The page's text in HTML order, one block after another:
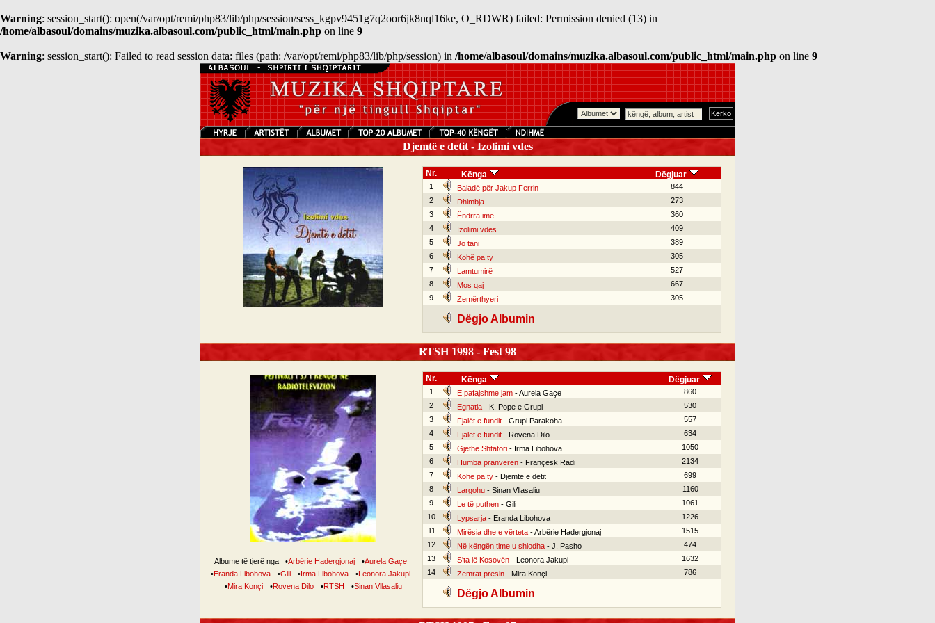
Warning: session_start(): open(/var/opt/remi/php83/lib/php/session/sess_kgpv9451g7q2oor6jk8nql16ke, O_RDWR) failed: Permission denied (13) in
/home/albasoul/domains/muzika.albasoul.com/public_html/main.php on line 9
Warning: session_start(): Failed to read session data: files (path: /var/opt/remi/php83/lib/php/session) in /home/albasoul/domains/muzika.albasoul.com/public_html/main.php on line 9
Djemtë e detit - Izolimi vdes
Nr. Kënga Dëgjuar
1 Baladë për Jakup Ferrin
844
2
Dhimbja
273
3
Ëndrra ime
360
4
Izolimi vdes
409
5
Jo tani
389
6
Kohë pa ty
305
7
Lamtumirë
527
8
Mos qaj
667
9
Zemërthyeri 305
Dëgjo Albumin
RTSH 1998 - Fest 98
Albume të tjerë nga •Arbërie Hadergjonaj •Aurela Gaçe
•Eranda Libohova •Gili •Irma Libohova •Leonora Jakupi
•Mira Konçi •Rovena Dilo •RTSH •Sinan Vllasaliu
Nr. Kënga Dëgjuar
1 E pafajshme jam- Aurela Gaçe
860
2
Egnatia- K. Pope e Grupi
530
3
Fjalët e fundit- Grupi Parakoha
557
4
Fjalët e fundit- Rovena Dilo
634
5
Gjethe Shtatori- Irma Libohova
1050
6
Humba pranverën- Françesk Radi
2134
7
Kohë pa ty- Djemtë e detit
699
8
Largohu- Sinan Vllasaliu
1160
9
Le të puthen- Gili
1061
10
Lypsarja- Eranda Libohova
1226
11
Mirësia dhe e vërteta- Arbërie Hadergjonaj
1515
12
Në këngën time u shlodha- J. Pasho
474
13
S'ta lë Kosovën- Leonora Jakupi
1632
14
Zemrat presin- Mira Konçi 786
Dëgjo Albumin